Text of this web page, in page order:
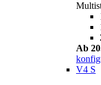
Ab
V4 S